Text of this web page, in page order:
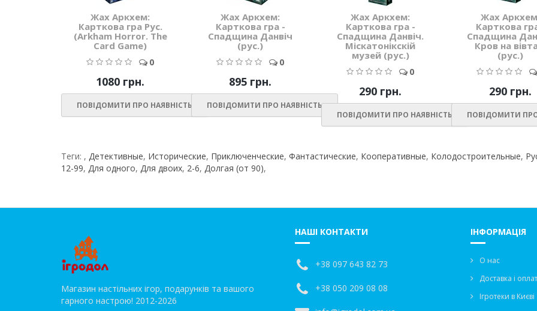
Жах Аркхем:
Карткова гра Рус.
(Arkham Horror. The
Card Game)
0
1080 грн.
ПОВІДОМИТИ ПРО НАЯВНІСТЬ
Жах Аркхем:
Карткова гра -
Спадщина Данвіч
(рус.)
0
895 грн.
ПОВІДОМИТИ ПРО НАЯВНІСТЬ
Жах Аркхем:
Карткова гра -
Спадщина Данвіч.
Міскатонікскій
музей (рус.)
0
290 грн.
ПОВІДОМИТИ ПРО НАЯВНІСТЬ
Жах
Карткова
Спадщина
Кров на
(рус.)
290 грн.
ПОВІДОМИТИ ПРО
Теги: , Детективные, Исторические, Приключенческие, Фантастические, Кооперативные, Колодостроительные,
12-99, Для одного, Для двоих, 2-6, Долгая (от 90),
Магазин настільних ігор, подарунків та вашого
гарного настрою! 2012-2026
НАШІ КОНТАКТИ
+38 097 643 82 73
+38 050 209 08 08
ІНФОРМАЦІЯ
О нас
Доставка і
Ігротеки в Києві